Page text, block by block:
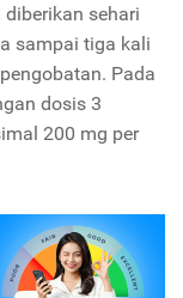
sehari
sampai tiga kali
Pada
dosis 3
200 mg per